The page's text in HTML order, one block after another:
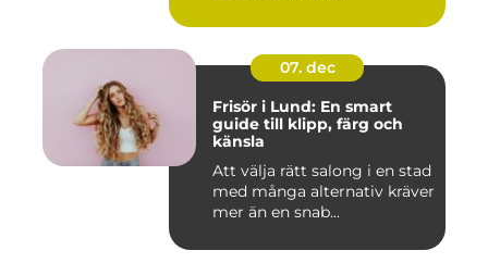
07. dec
Frisör i Lund: En smart
guide till klipp, färg och
känsla
Att välja rätt salong i en stad
med många alternativ kräver
mer än en snab...